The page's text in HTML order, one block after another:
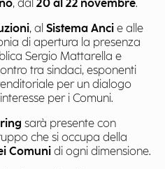
, dal 20 al 22 novembre.
, al Sistema Anci e alle
di apertura la presenza
Sergio Mattarella e
tra sindaci, esponenti
per un dialogo
per i Comuni.
sarà presente con
che si occupa della
Comuni di ogni dimensione.